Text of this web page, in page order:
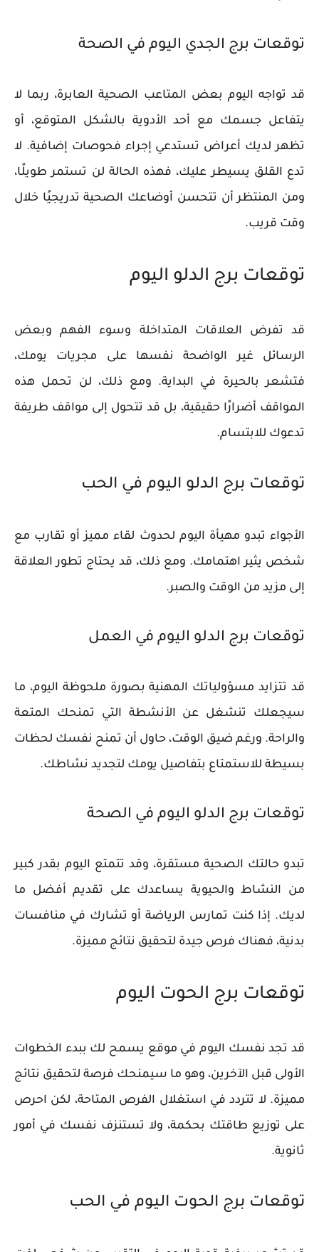
توقعات برج الجدي اليوم في الصحة
قد تواجه اليوم بعض المتاعب الصحية العابرة، ربما لا
يتفاعل جسمك مع أحد الأدوية بالشكل المتوقع، أو
تظهر لديك أعراض تستدعي إجراء فحوصات إضافية. لا
تدع القلق يسيطر عليك، فهذه الحالة لن تستمر طويلًا،
ومن المنتظر أن تتحسن أوضاعك الصحية تدريجيًا خلال
وقت قريب.
توقعات برج الدلو اليوم
قد تفرض العلاقات المتداخلة وسوء الفهم وبعض
الرسائل غير الواضحة نفسها على مجريات يومك،
فتشعر بالحيرة في البداية. ومع ذلك، لن تحمل هذه
المواقف أضرارًا حقيقية، بل قد تتحول إلى مواقف طريفة
تدعوك للابتسام.
توقعات برج الدلو اليوم في الحب
الأجواء تبدو مهيأة اليوم لحدوث لقاء مميز أو تقارب مع
شخص يثير اهتمامك. ومع ذلك، قد يحتاج تطور العلاقة
إلى مزيد من الوقت والصبر.
توقعات برج الدلو اليوم في العمل
قد تتزايد مسؤولياتك المهنية بصورة ملحوظة اليوم، ما
سيجعلك تنشغل عن الأنشطة التي تمنحك المتعة
والراحة. ورغم ضيق الوقت، حاول أن تمنح نفسك لحظات
بسيطة للاستمتاع بتفاصيل يومك لتجديد نشاطك.
توقعات برج الدلو اليوم في الصحة
تبدو حالتك الصحية مستقرة، وقد تتمتع اليوم بقدر كبير
من النشاط والحيوية يساعدك على تقديم أفضل ما
لديك. إذا كنت تمارس الرياضة أو تشارك في منافسات
بدنية، فهناك فرص جيدة لتحقيق نتائج مميزة.
توقعات برج الحوت اليوم
قد تجد نفسك اليوم في موقع يسمح لك ببدء الخطوات
الأولى قبل الآخرين، وهو ما سيمنحك فرصة لتحقيق نتائج
مميزة. لا تتردد في استغلال الفرص المتاحة، لكن احرص
على توزيع طاقتك بحكمة، ولا تستنزف نفسك في أمور
ثانوية.
توقعات برج الحوت اليوم في الحب